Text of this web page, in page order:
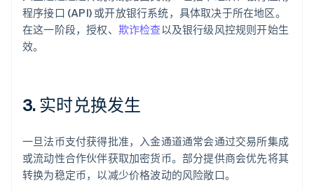
程序接口 (API) 或开放银行系统，具体取决于所在地区。
在这一阶段，授权、 欺诈检查以及银行级风控规则开始生
效。
3. 实时兑换发生
一旦法币支付获得批准，入金通道通常会通过交易所集成
或流动性合作伙伴获取加密货币。部分提供商会优先将其
转换为稳定币，以减少价格波动的风险敞口。